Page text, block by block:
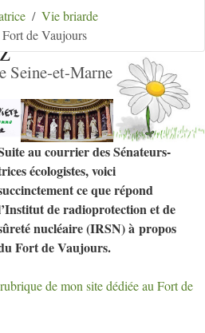
Aller au menu
Seine-et-Marne
Vie briarde
Fort de Vaujours
au courrier des Sénateurs-
écologistes, voici
ce que répond
de radioprotection et de
nucléaire (IRSN) à propos
Fort de Vaujours.
de mon site dédiée au Fort de